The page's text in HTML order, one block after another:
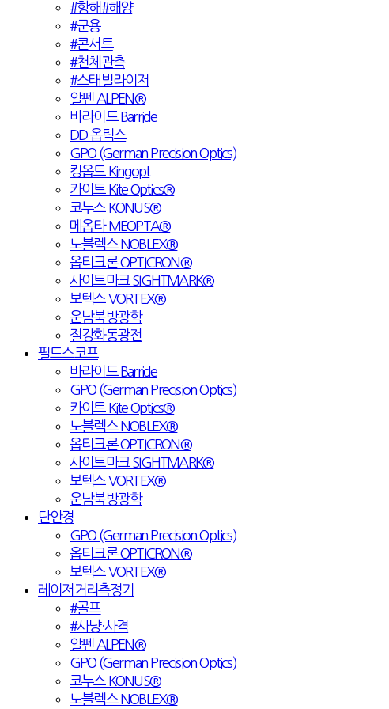
#항해#해양
#군용
#콘서트
#천체관측
#스태빌라이저
알펜 ALPEN®
바라이드 Barride
DD 옵틱스
GPO (German Precision Optics)
킹옵트 Kingopt
카이트 Kite Optics®
코누스 KONUS®
메옵타 MEOPTA®
노블렉스 NOBLEX®
옵티크론 OPTICRON®
사이트마크 SIGHTMARK®
보텍스 VORTEX®
운남북방광학
절강화동광전
필드스코프
바라이드 Barride
GPO (German Precision Optics)
카이트 Kite Optics®
노블렉스 NOBLEX®
옵티크론 OPTICRON®
사이트마크 SIGHTMARK®
보텍스 VORTEX®
운남북방광학
단안경
GPO (German Precision Optics)
옵티크론 OPTICRON®
보텍스 VORTEX®
레이저거리측정기
#골프
#사냥·사격
알펜 ALPEN®
GPO (German Precision Optics)
코누스 KONUS®
노블렉스 NOBLEX®